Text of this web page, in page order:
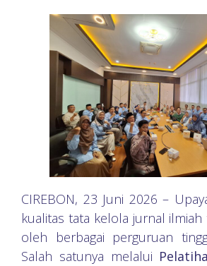
CIREBON, 23 Juni 2026 –
kualitas tata kelola jurnal
oleh berbagai perguruan
Salah satunya melalui